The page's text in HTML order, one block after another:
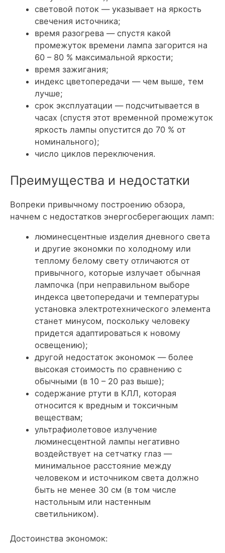
световой поток — указывает на яркость
свечения источника;
время разогрева — спустя какой
промежуток времени лампа загорится на
60 – 80 % максимальной яркости;
время зажигания;
индекс цветопередачи — чем выше, тем
лучше;
срок эксплуатации — подсчитывается в
часах (спустя этот временной промежуток
яркость лампы опустится до 70 % от
номинального);
число циклов переключения.
Преимущества и недостатки
Вопреки привычному построению обзора,
начнем с недостатков энергосберегающих ламп:
люминесцентные изделия дневного света
и другие экономки по холодному или
теплому белому свету отличаются от
привычного, которые излучает обычная
лампочка (при неправильном выборе
индекса цветопередачи и температуры
установка электротехнического элемента
станет минусом, поскольку человеку
придется адаптироваться к новому
освещению);
другой недостаток экономок — более
высокая стоимость по сравнению с
обычными (в 10 – 20 раз выше);
содержание ртути в КЛЛ, которая
относится к вредным и токсичным
веществам;
ультрафиолетовое излучение
люминесцентной лампы негативно
воздействует на сетчатку глаз —
минимальное расстояние между
человеком и источником света должно
быть не менее 30 см (в том числе
настольным или настенным
светильником).
Достоинства экономок: